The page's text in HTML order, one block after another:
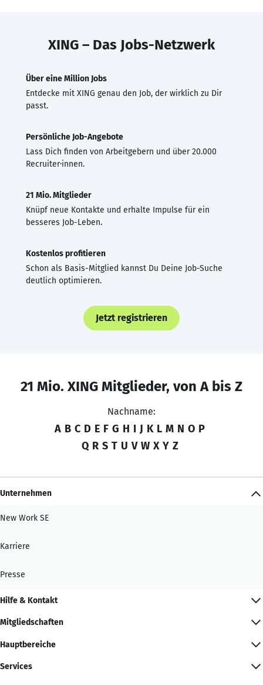
XING – Das Jobs-Netzwerk
Über eine Million Jobs
Entdecke mit XING genau den Job, der wirklich zu Dir
passt.
Persönliche Job-Angebote
Lass Dich finden von Arbeitgebern und über 20.000
Recruiter·innen.
21 Mio. Mitglieder
Knüpf neue Kontakte und erhalte Impulse für ein
besseres Job-Leben.
Kostenlos profitieren
Schon als Basis-Mitglied kannst Du Deine Job-Suche
deutlich optimieren.
Jetzt registrieren
21 Mio. XING Mitglieder, von A bis Z
Nachname:
A B C D E F G H I J K L M N O P
Q R S T U V W X Y Z
Unternehmen
New Work SE
Karriere
Presse
Hilfe & Kontakt
Mitgliedschaften
Hauptbereiche
Services